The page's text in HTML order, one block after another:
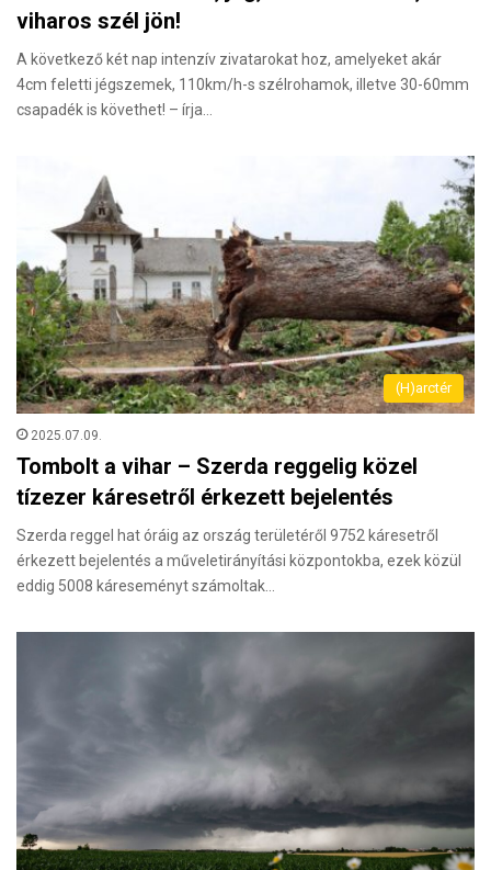
viharos szél jön!
A következő két nap intenzív zivatarokat hoz, amelyeket akár
4cm feletti jégszemek, 110km/h-s szélrohamok, illetve 30-60mm
csapadék is követhet! – írja…
(H)arctér
2025.07.09.
Tombolt a vihar – Szerda reggelig közel
tízezer káresetről érkezett bejelentés
Szerda reggel hat óráig az ország területéről 9752 káresetről
érkezett bejelentés a műveletirányítási központokba, ezek közül
eddig 5008 káreseményt számoltak…